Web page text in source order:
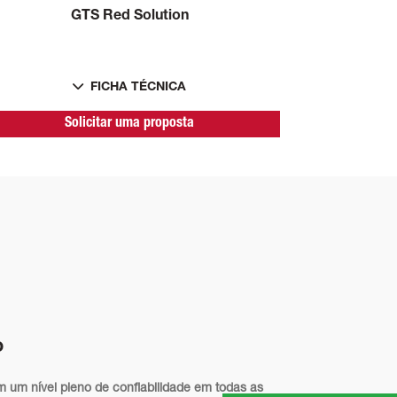
GTS Red Solution
FICHA TÉCNICA
Solicitar uma proposta
um nível pleno de confiabilidade em todas as